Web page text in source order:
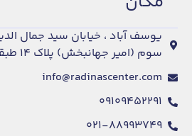
یوسف آباد ، خیابان سید جمال
سوم (امیر جهانبخش) پلاک ۱۴ طبقه ۶
info@radinascenter.com
۰۹۱۰۹۴۵۲۲۹۱
۰۲۱-۸۸۹۹۳۷۴۹